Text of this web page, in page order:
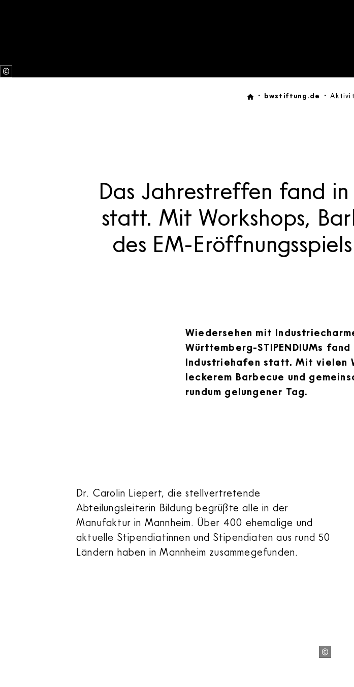
bwstiftung.de
Das Jahrestreffen fand
statt. Mit Workshops,
des EM-
Wiedersehen mit
Württemberg-STIPENDIUMs
Industriehafen statt. Mit vielen
leckerem Barbecue und
rundum gelungener Tag.
Dr. Carolin Liepert, die stellvertretende
Abteilungsleiterin Bildung begrüßte alle in der
Manufaktur in Mannheim. Über 400 ehemalige und
aktuelle Stipendiatinnen und Stipendiaten aus rund 50
Ländern haben in Mannheim zusammegefunden.